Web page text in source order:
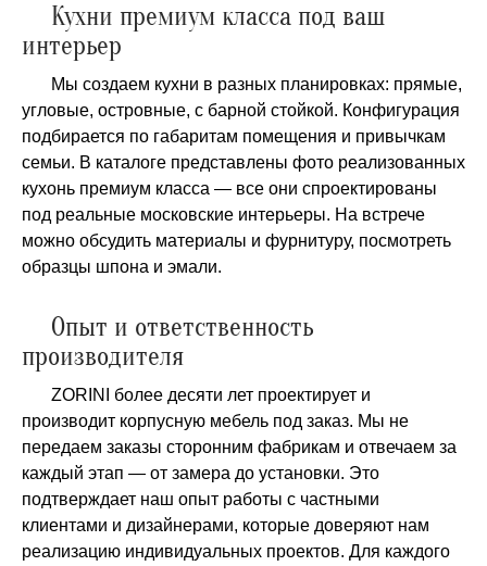
Кухни премиум класса под ваш
интерьер
Мы создаем кухни в разных планировках: прямые,
угловые, островные, с барной стойкой. Конфигурация
подбирается по габаритам помещения и привычкам
семьи. В каталоге представлены фото реализованных
кухонь премиум класса — все они спроектированы
под реальные московские интерьеры. На встрече
можно обсудить материалы и фурнитуру, посмотреть
образцы шпона и эмали.
Опыт и ответственность
производителя
ZORINI более десяти лет проектирует и
производит корпусную мебель под заказ. Мы не
передаем заказы сторонним фабрикам и отвечаем за
каждый этап — от замера до установки. Это
подтверждает наш опыт работы с частными
клиентами и дизайнерами, которые доверяют нам
реализацию индивидуальных проектов. Для каждого